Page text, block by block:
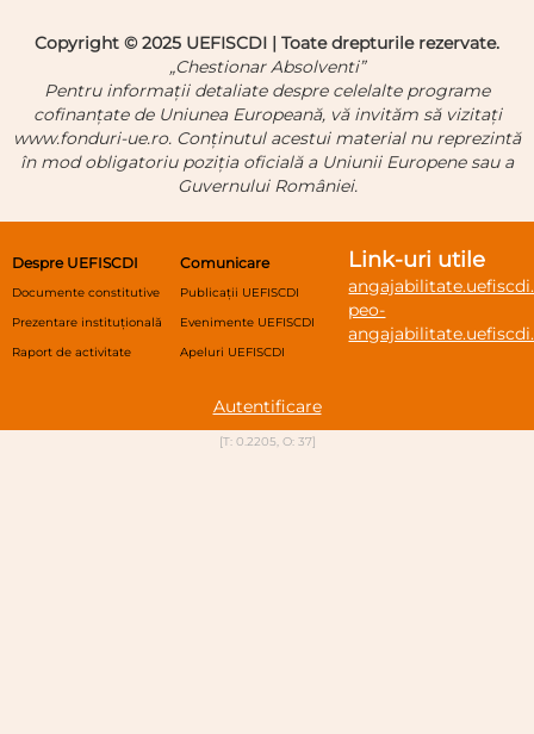
Copyright © 2025 UEFISCDI | Toate drepturile rezervate.
„Chestionar Absolventi”
Pentru informații detaliate despre celelalte programe
cofinanțate de Uniunea Europeană, vă invităm să vizitați
www.fonduri-ue.ro. Conținutul acestui material nu reprezintă
în mod obligatoriu poziția oficială a Uniunii Europene sau a
Guvernului României.
Despre UEFISCDI
Documente constitutive
Prezentare instituțională
Raport de activitate
Comunicare
Publicații UEFISCDI
Evenimente UEFISCDI
Apeluri UEFISCDI
Link-uri utile
peo-
Autentificare
[T: 0.2205, O: 37]